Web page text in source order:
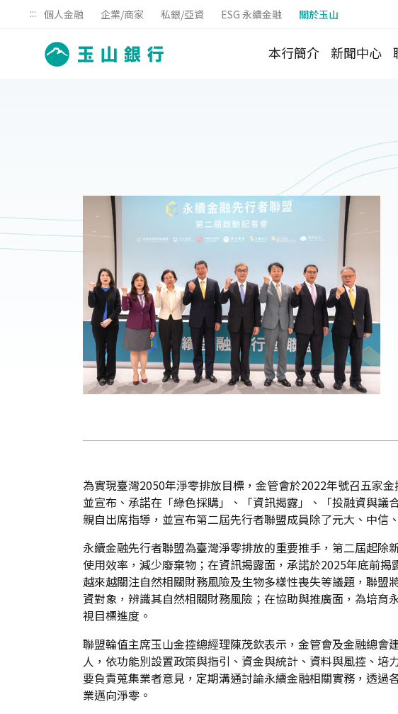
::: 個人金融 企業/商家 私銀/亞資 ESG 永續金融 關於玉山
本行簡介 新聞中心
為實現臺灣2050年淨零排放目標，金管會於2022年號召五家
並宣布、承諾在「綠色採購」、「資訊揭露」、「投融資與
親自出席指導，並宣布第二屆先行者聯盟成員除了元大、中信
永續金融先行者聯盟為臺灣淨零排放的重要推手，第二屆起
使用效率，減少廢棄物；在資訊揭露面，承諾於2025年底前
越來越關注自然相關財務風險及生物多樣性喪失等議題，聯
資對象，辨識其自然相關財務風險；在協助與推廣面，為培
視目標進度。
聯盟輪值主席玉山金控總經理陳茂欽表示，金管會及金融總
人，依功能別設置政策與指引、資金與統計、資料與風控、
要負責蒐集業者意見，定期溝通討論永續金融相關實務，透
業邁向淨零。